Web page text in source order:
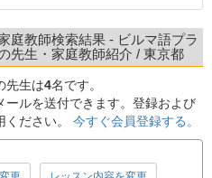
庭教師検索結果 - ビルマ語プラ
先生・家庭教師紹介 / 東京都
先生は4名です。
ルを送付できます。登録および
ください。 今すぐ会員登録する。